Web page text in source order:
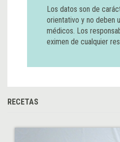
Los datos son de
orientativo y no deben
médicos. Los
eximen de cualquier
RECETAS